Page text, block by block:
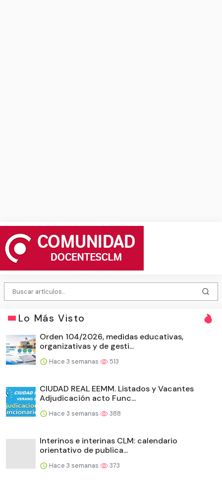
Lo Más Visto
Orden 104/2026, medidas educativas,
organizativas y de gesti...
Hace 3 semanas 513
CIUDAD REAL EEMM. Listados y Vacantes
Adjudicación acto Func...
Hace 3 semanas 388
Interinos e interinas CLM: calendario
orientativo de publica...
Hace 3 semanas 373